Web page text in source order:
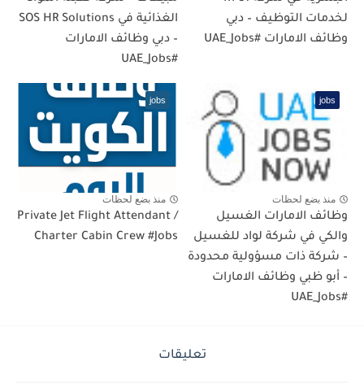
لخدمات التوظيف – دبي
وظائف الامارات #UAE_Jobs
الغذائية في SOS HR Solutions
– دبي وظائف الامارات
#UAE_Jobs
jobs
منذ بضع لحظات
وظائف الامارات الغسيل
والكي في شركة لواد للغسيل
– شركة ذات مسؤولية محدودة
– أبو ظبي وظائف الامارات
#UAE_Jobs
jobs
منذ بضع لحظات
Private Jet Flight Attendant /
Charter Cabin Crew #Jobs
تعليقات